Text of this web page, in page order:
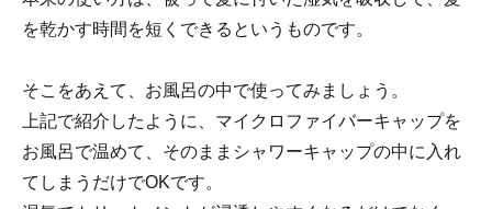
を乾かす時間を短くできるというものです。
そこをあえて、お風呂の中で使ってみましょう。
上記で紹介したように、マイクロファイバーキャップを
お風呂で温めて、そのままシャワーキャップの中に入れ
てしまうだけでOKです。